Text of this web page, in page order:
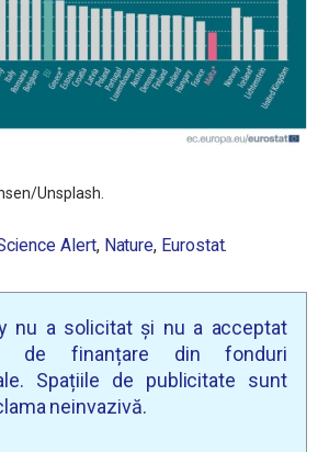
Unsplash.
Alert, Nature, Eurostat.
nu a solicitat și nu a acceptat
de finanțare din fonduri
Spațiile de publicitate sunt
neinvazivă.